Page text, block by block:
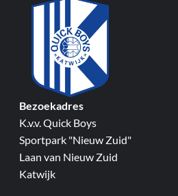
Bezoekadres
K.v.v. Quick Boys
Sportpark "Nieuw Zuid"
Laan van Nieuw Zuid
Katwijk